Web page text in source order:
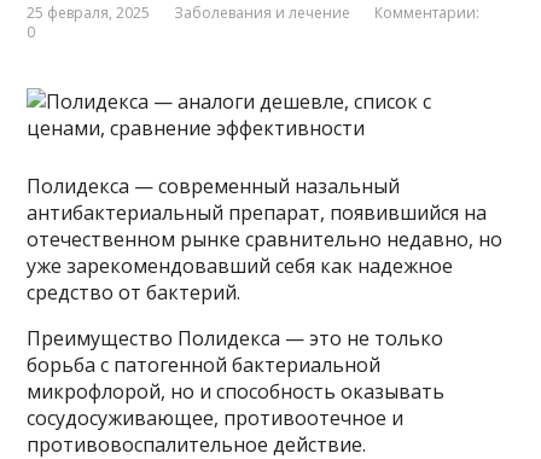
25 февраля, 2025 Заболевания и лечение
Комментарии:
0
Полидекса — современный назальный
антибактериальный препарат, появившийся на
отечественном рынке сравнительно недавно, но
уже зарекомендовавший себя как надежное
средство от бактерий.
Преимущество Полидекса — это не только
борьба с патогенной бактериальной
микрофлорой, но и способность оказывать
сосудосуживающее, противоотечное и
противовоспалительное действие.